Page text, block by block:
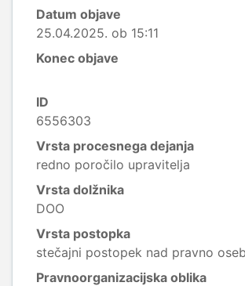
Datum objave
25.04.2025. ob 15:11
Konec objave
ID
6556303
Vrsta procesnega dejanja
redno poročilo upravitelja
Vrsta dolžnika
DOO
Vrsta postopka
stečajni postopek nad pravno
Pravnoorganizacijska oblika